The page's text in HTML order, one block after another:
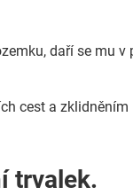
daří se mu
cest a
trvalek.